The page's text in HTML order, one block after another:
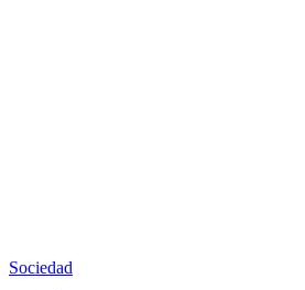
Sociedad